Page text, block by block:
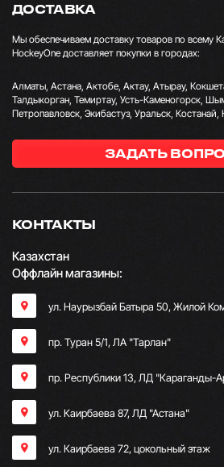
КОНТАКТЫ
Казахстан
Оффлайн магазины:
ул. Наурызбай Батыра 50, Жилой
пр. Туран 5/1, ЛА "Тарлан"
пр. Республики 13, ​ЛД "Караганды-
ул. Каирбаева 87, ЛД "Астана"
ул. Каирбаева 72, цокольный этаж
ДОСТАВКА
Мы обеспечиваем доставку товаров по всему
HockeyOne доставляет покупки в городах:
Алматы, Астана, Актобе, Актау, Атырау,
Талдыкорган, Темиртау, Усть-Каменогорск,
Петропавловск, Экибастуз, Уральск,
ЗАДАТЬ